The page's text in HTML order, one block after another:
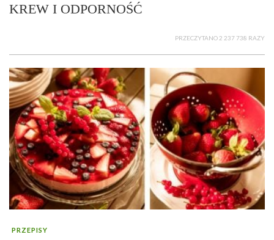
KREW I ODPORNOŚĆ
PRZECZYTANO 2 237 738 RAZY
PRZEPISY